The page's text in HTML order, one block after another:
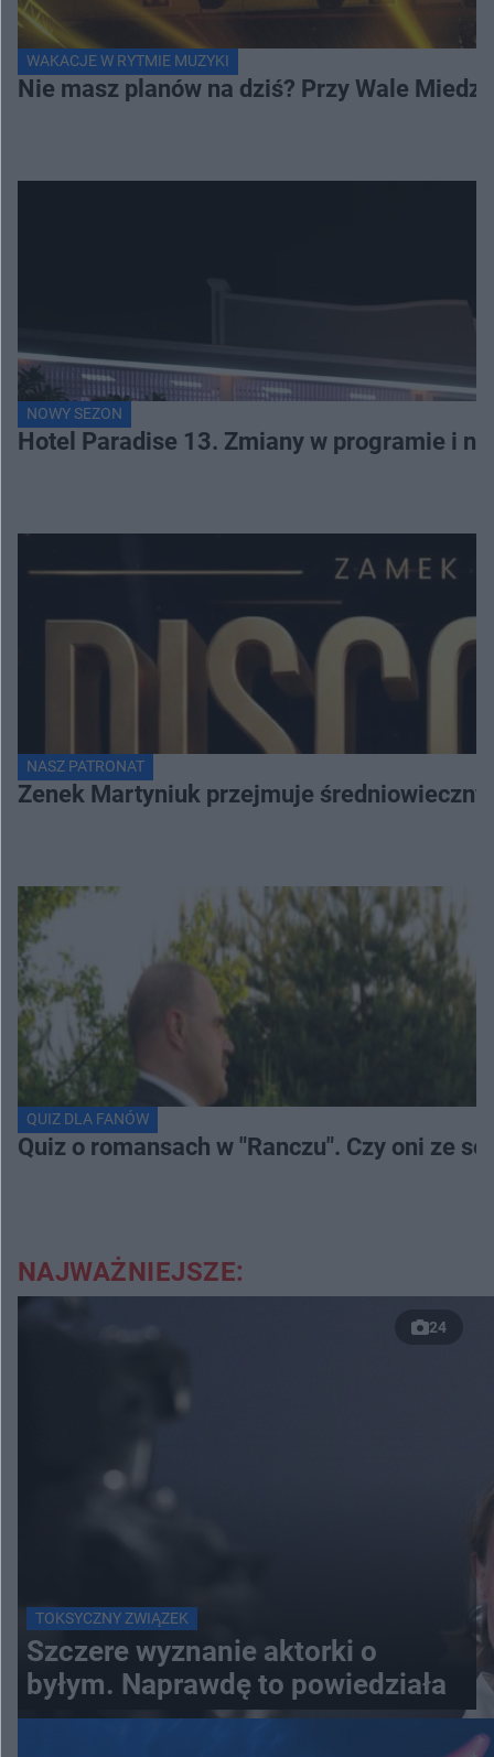
WAKACJE W RYTMIE MUZYKI
Nie masz planów na dziś? Przy Wale
NOWY SEZON
Hotel Paradise 13. Zmiany w programie i
NASZ PATRONAT
Zenek Martyniuk przejmuje
QUIZ DLA FANÓW
Quiz o romansach w "Ranczu". Czy oni ze
NAJWAŻNIEJSZE:
24
TOKSYCZNY ZWIĄZEK
Szczere wyznanie aktorki o
byłym. Naprawdę to powiedziała